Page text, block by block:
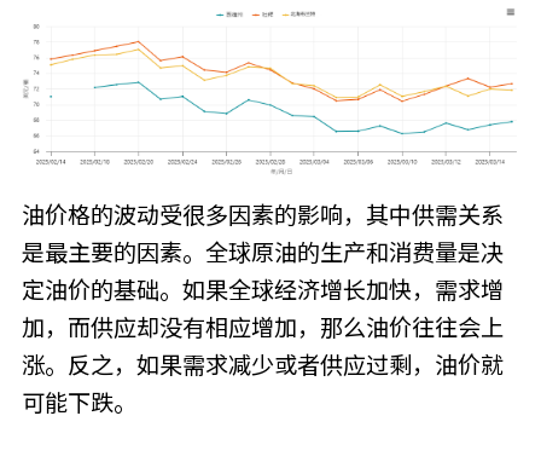
油价格的波动受很多因素的影响，其中供需关系
是最主要的因素。全球原油的生产和消费量是决
定油价的基础。如果全球经济增长加快，需求增
加，而供应却没有相应增加，那么油价往往会上
涨。反之，如果需求减少或者供应过剩，油价就
可能下跌。